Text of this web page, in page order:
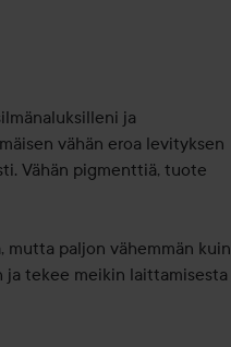
ja
vähän eroa levityksen
Vähän pigmenttiä, tuote
mutta paljon vähemmän kuin
ja tekee meikin laittamisesta